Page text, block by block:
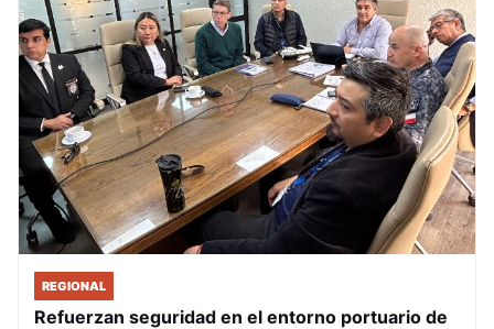
REGIONAL
Refuerzan seguridad en el entorno portuario de